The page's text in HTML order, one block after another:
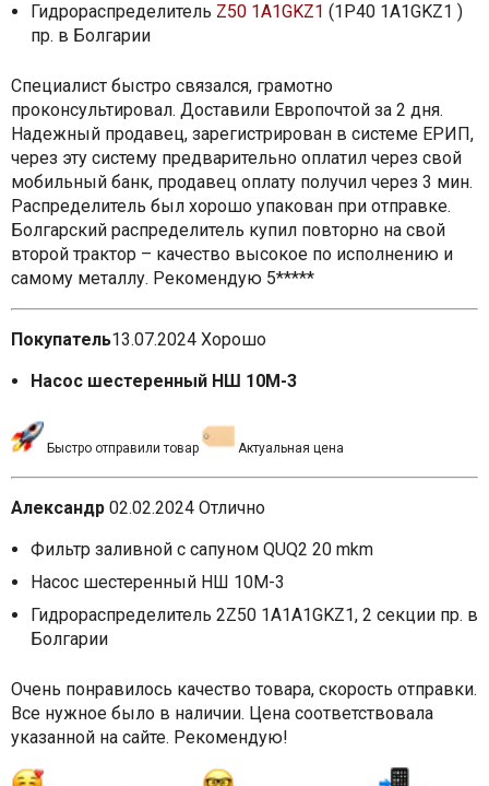
Гидрораспределитель Z50 1A1GKZ1 (1P40 1A1GKZ1 )
пр. в Болгарии
Специалист быстро связался, грамотно
проконсультировал. Доставили Европочтой за 2 дня.
Надежный продавец, зарегистрирован в системе ЕРИП,
через эту систему предварительно оплатил через свой
мобильный банк, продавец оплату получил через 3 мин.
Распределитель был хорошо упакован при отправке.
Болгарский распределитель купил повторно на свой
второй трактор – качество высокое по исполнению и
самому металлу. Рекомендую 5*****
Покупатель13.07.2024 Хорошо
Насос шестеренный НШ 10М-3
Быстро отправили товар Актуальная цена
Александр 02.02.2024 Отлично
Фильтр заливной с сапуном QUQ2 20 mkm
Насос шестеренный НШ 10М-3
Гидрораспределитель 2Z50 1A1A1GKZ1, 2 секции пр. в
Болгарии
Очень понравилось качество товара, скорость отправки.
Все нужное было в наличии. Цена соответствовала
указанной на сайте. Рекомендую!